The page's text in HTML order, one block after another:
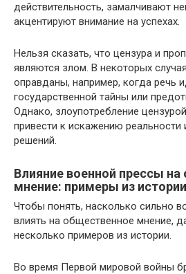
действительность, замалчивают
акцентируют внимание на успехах.
Нельзя сказать, что цензура и
являются злом. В некоторых
оправданы, например, когда речь
государственной тайны или
Однако, злоупотребление
привести к искажению
решений.
Влияние военной прессы
мнение: примеры из истории
Чтобы понять, насколько сильно
влиять на общественное мнение,
несколько примеров из истории.
Во время Первой мировой войны